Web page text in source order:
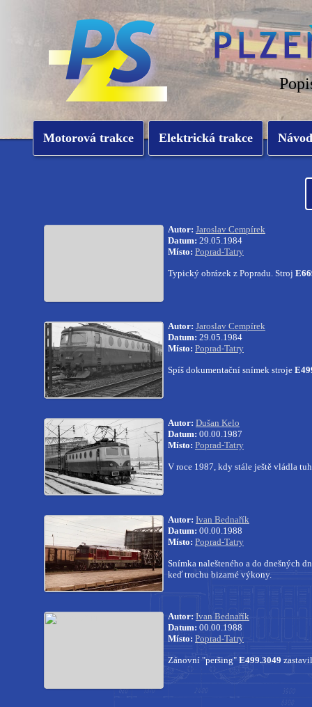
Motorová trakce Elektrická trakce
Autor: Jaroslav Cempírek
Datum: 29.05.1984
Místo: Poprad-Tatry
Typický obrázek z Popradu. Stroj
Autor: Jaroslav Cempírek
Datum: 29.05.1984
Místo: Poprad-Tatry
Spíš dokumentační snímek stroje
Autor: Dušan Kelo
Datum: 00.00.1987
Místo: Poprad-Tatry
V roce 1987, kdy stále ještě vládla
Autor: Ivan Bednařík
Datum: 00.00.1988
Místo: Poprad-Tatry
Snímka nalešteného a do dnešných
keď trochu bizarné výkony.
Autor: Ivan Bednařík
Datum: 00.00.1988
Místo: Poprad-Tatry
Zánovní "peršing" E499.3049